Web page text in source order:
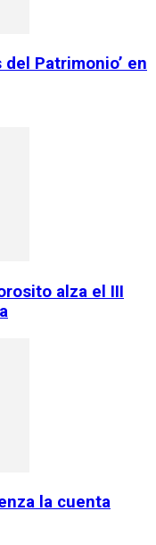
Patrimonio’ en
alza el III
la cuenta